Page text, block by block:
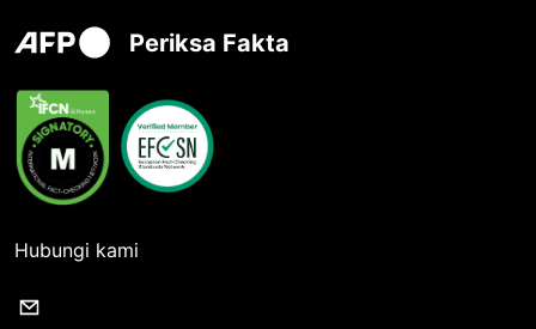
Periksa Fakta
Hubungi kami